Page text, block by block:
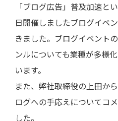
「ブログ広告」普及加速と
日開催しましたブログイベ
きました。ブログイベント
ンルについても業種が多様
います。
また、弊社取締役の上田か
ログへの手応えについてコ
した。